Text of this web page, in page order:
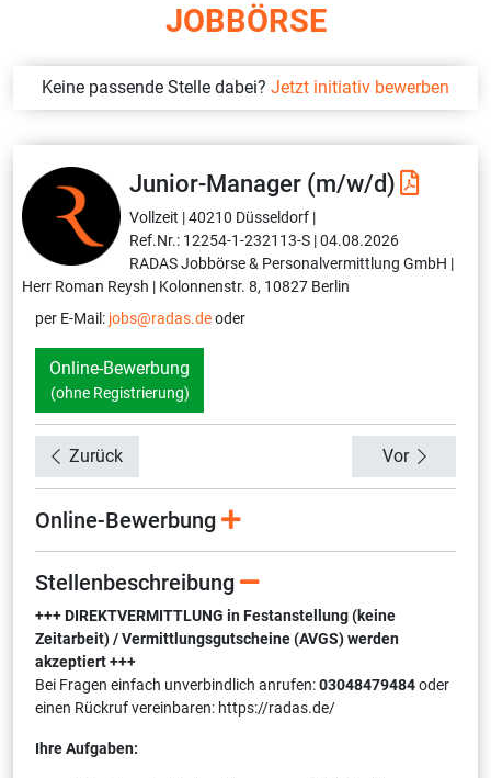
JOBBÖRSE
Keine passende Stelle dabei? Jetzt initiativ bewerben
Junior-Manager (m/w/d)
Vollzeit |40210 Düsseldorf |
Ref.Nr.: 12254-1-232113-S |04.08.2026
RADAS Jobbörse & Personalvermittlung GmbH |
Herr Roman Reysh | Kolonnenstr. 8, 10827 Berlin
per E-Mail: jobs@radas.deoder
Online-Bewerbung
(ohne Registrierung)
Zurück Vor
Online-Bewerbung
Stellenbeschreibung
+++ DIREKTVERMITTLUNG in Festanstellung (keine
Zeitarbeit) / Vermittlungsgutscheine (AVGS) werden
akzeptiert +++
Bei Fragen einfach unverbindlich anrufen:03048479484oder
einen Rückruf vereinbaren: https://radas.de/
Ihre Aufgaben: